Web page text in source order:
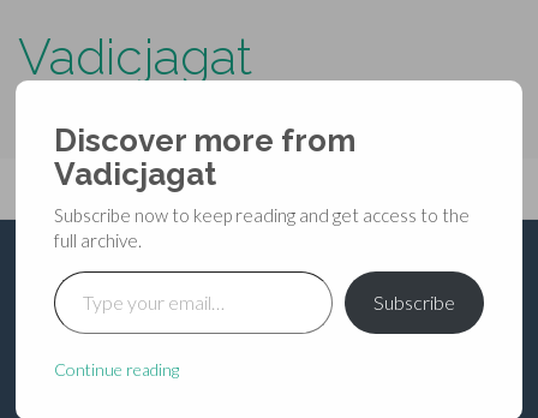
Vadicjagat
Primary
Menu
content
Vadicjagat
शिवमहापुराण –
शतरुद्रसंहिता – अध्याय 18
Discover more from
Vadicjagat
Subscribe now to keep reading and get access to the
full archive.
Type your email…
Subscribe
Continue reading